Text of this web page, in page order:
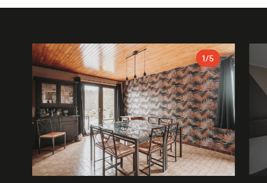
Galerie
1/5